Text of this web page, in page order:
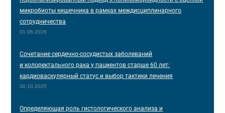
микробиоты кишечника в рамках междисциплинарного
сотрудничества
01.06.2026
Сочетание сердечно-сосудистых заболеваний
и колоректального рака у пациентов старше 60 лет:
кардиоваскулярный статус и выбор тактики лечения
30.10.2025
Определяющая роль гистологического анализа и